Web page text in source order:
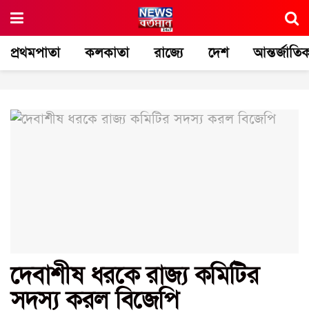
প্রথমপাতা কলকাতা রাজ্যে দেশ
দেবাশীষ ধরকে রাজ্য কমিটির
সদস্য করল বিজেপি